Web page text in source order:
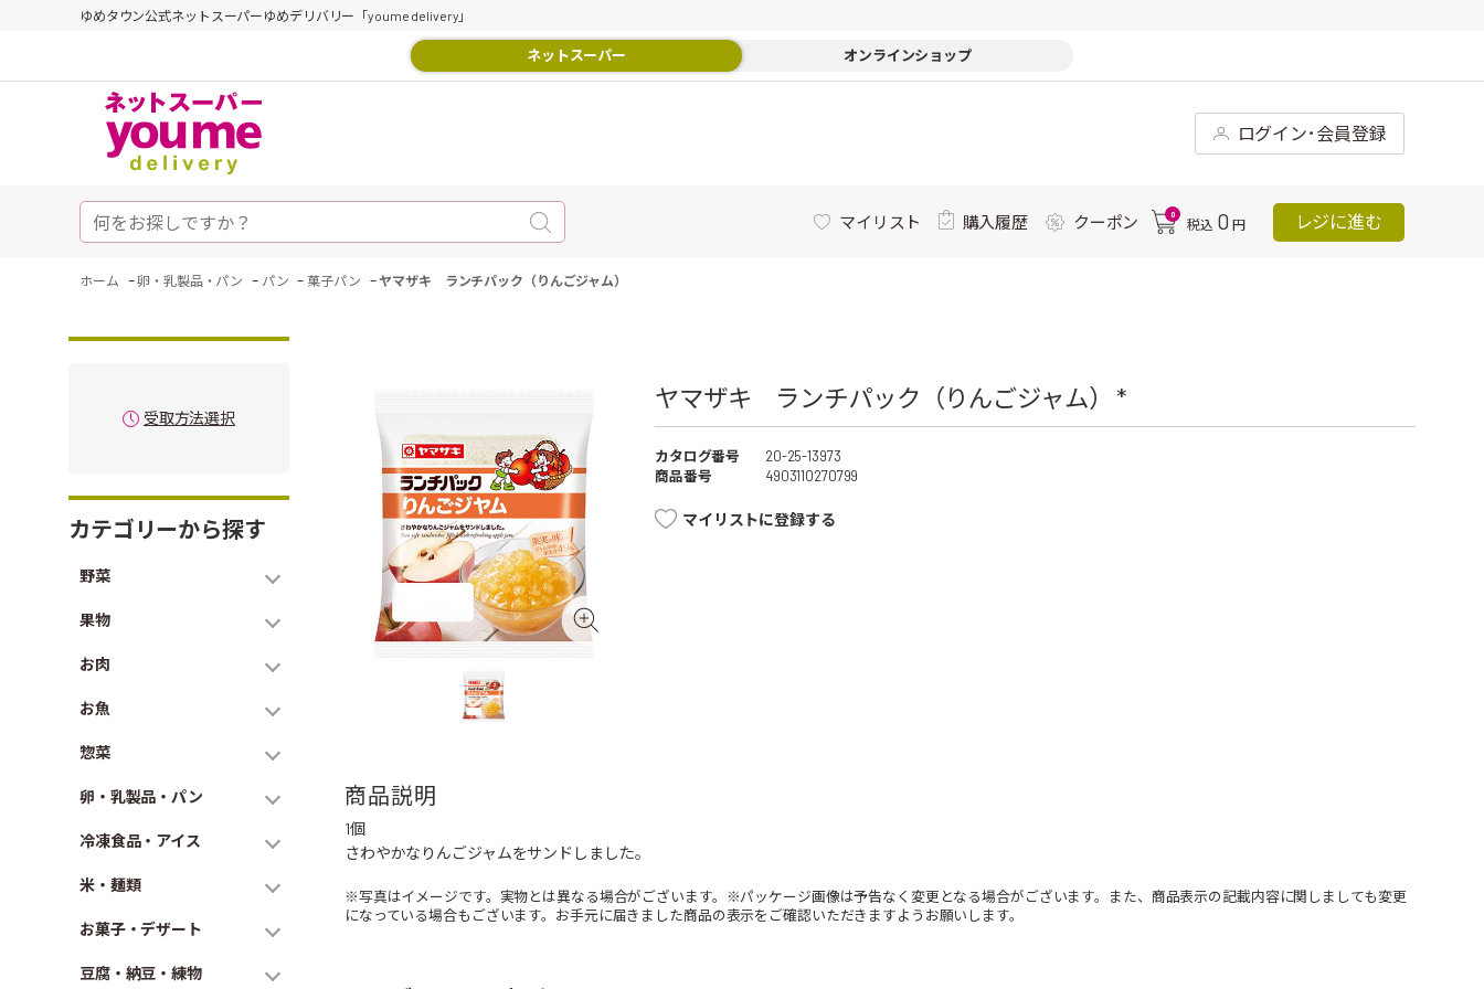
ゆめタウン公式ネットスーパーゆめデリバリー「youme delivery」
ネットスーパー オンラインショップ
ログイン･会員登録
マイリスト 購入履歴 クーポン 0
税込 0 円 レジに進む
ホーム -卵・乳製品・パン - パン -菓子パン -ヤマザキ ランチパック（りんごジャム）
受取方法選択
カテゴリーから探す
野菜
果物
お肉
お魚
惣菜
卵・乳製品・パン
冷凍食品・アイス
米・麺類
お菓子・デザート
豆腐・納豆・練物
ヤマザキ ランチパック（りんごジャム） *
カタログ番号
20-25-13973
商品番号
4903110270799
マイリストに登録する
商品説明
1個
さわやかなりんごジャムをサンドしました。
※写真はイメージです。実物とは異なる場合がございます。※パッケージ画像は予告なく変更となる場合がございます。また、商品表示の記載内容に関しましても変更
になっている場合もございます。お手元に届きました商品の表示をご確認いただきますようお願いします。